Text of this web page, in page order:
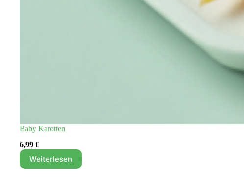
Baby Karotten
6,99 €
Weiterlesen